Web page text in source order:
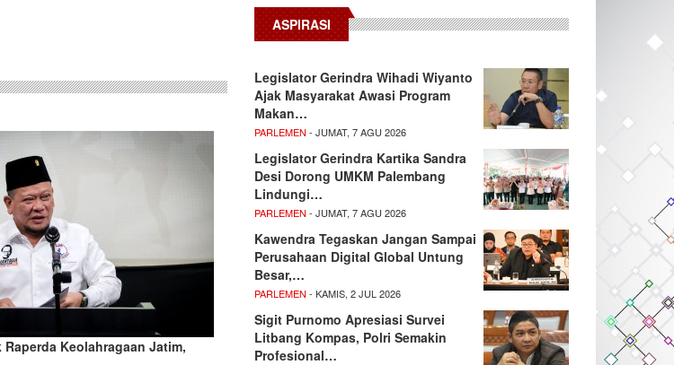
Keolahragaan Jatim,
ASPIRASI
Legislator Gerindra Wihadi Wiyanto
Ajak Masyarakat Awasi Program
Makan…
PARLEMEN - JUMAT, 7 AGU 2026
Legislator Gerindra Kartika Sandra
Desi Dorong UMKM Palembang
Lindungi…
PARLEMEN - JUMAT, 7 AGU 2026
Kawendra Tegaskan Jangan Sampai
Perusahaan Digital Global Untung
Besar,…
PARLEMEN - KAMIS, 2 JUL 2026
Sigit Purnomo Apresiasi Survei
Litbang Kompas, Polri Semakin
Profesional…